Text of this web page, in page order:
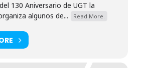
130 Aniversario de UGT la
algunos de...
Read More.